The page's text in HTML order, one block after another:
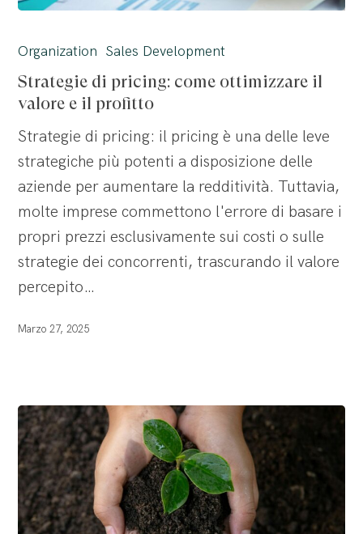
di
pricing:
come
il
valore
e
il
profitto
Organization Sales Development
Strategie di pricing: come ottimizzare il
valore e il profitto
Strategie di pricing: il pricing è una delle leve
strategiche più potenti a disposizione delle
aziende per aumentare la redditività. Tuttavia,
molte imprese commettono l'errore di basare i
propri prezzi esclusivamente sui costi o sulle
strategie dei concorrenti, trascurando il valore
percepito…
Marzo 27, 2025